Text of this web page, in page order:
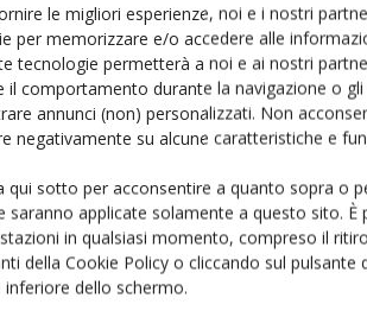
le migliori esperienze, noi e i nostri
per memorizzare e/o accedere alle
tecnologie permetterà a noi e ai nostri
il comportamento durante la navigazione o
annunci (non) personalizzati. Non
negativamente su alcune caratteristiche e
qui sotto per acconsentire a quanto sopra o
saranno applicate solamente a questo sito. È
in qualsiasi momento, compreso il
della Cookie Policy o cliccando sul pulsante
inferiore dello schermo.